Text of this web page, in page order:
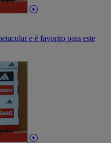
e é favorito para este